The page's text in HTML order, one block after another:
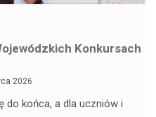
Konkursach
2026
do końca, a dla uczniów i